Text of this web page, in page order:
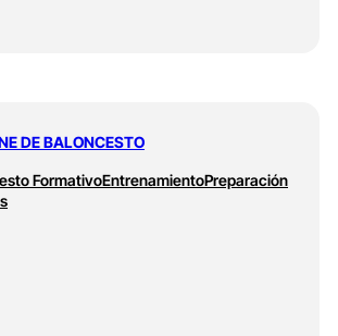
DE BALONCESTO
FormativoEntrenamientoPreparación